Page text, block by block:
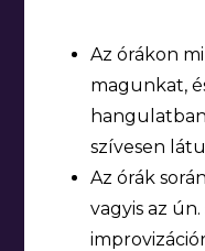
Az órákon
magunkat,
szívesen
Az órák
vagyis az